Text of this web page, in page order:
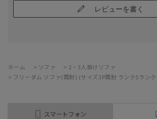
レビューを書く
ホーム > ソファ > 2・3人掛けソファ
> フリーダム ソファ(両肘) (サイズ3P両肘 ランク5ラン
スマートフォン